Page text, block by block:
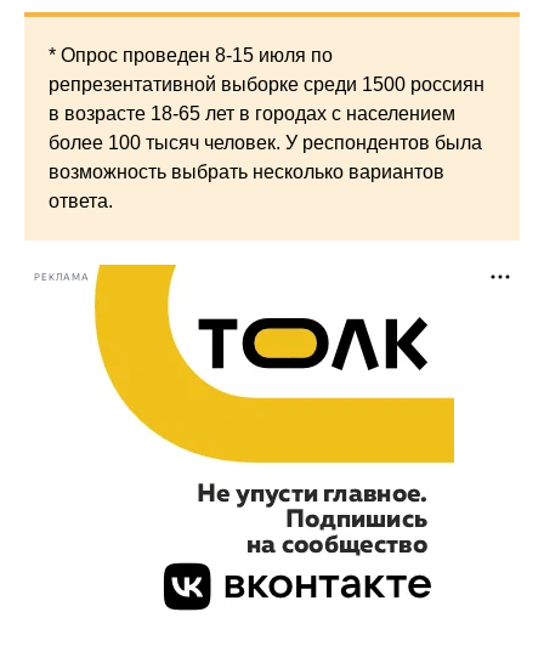
* Опрос проведен 8-15 июля по
репрезентативной выборке среди 1500 россиян
в возрасте 18-65 лет в городах с населением
более 100 тысяч человек. У респондентов была
возможность выбрать несколько вариантов
ответа.
РЕКЛАМА